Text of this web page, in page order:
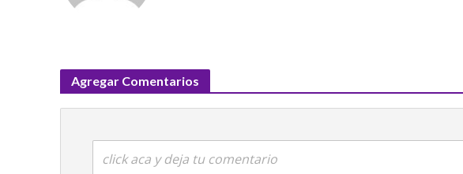
Agregar Comentarios
click aca y deja tu comentario